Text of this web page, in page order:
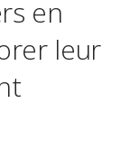
en
leur